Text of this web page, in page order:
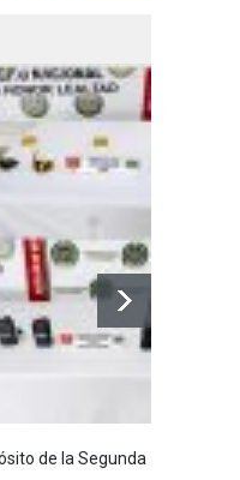
de la Segunda